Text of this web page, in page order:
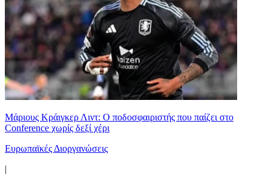
Μάριους Κράιγκερ Λιντ: Ο ποδοσφαιριστής που παίζει στο
Conference χωρίς δεξί χέρι
Ευρωπαϊκές Διοργανώσεις
|